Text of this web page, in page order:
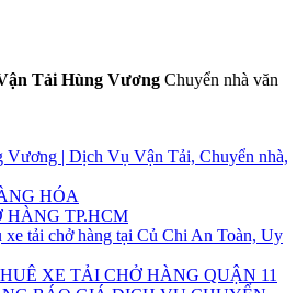
Tải Hùng Vương Chuyển nhà văn
Vương | Dịch Vụ Vận Tải, Chuyển nhà,
HÓA
HÀNG TP.HCM
xe tải chở hàng tại Củ Chi An Toàn, Uy
XE TẢI CHỞ HÀNG QUẬN 11